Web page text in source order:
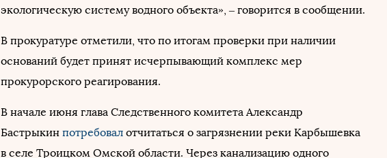
экологическую систему водного объекта», – говорится в сообщении.
В прокуратуре отметили, что по итогам проверки при наличии
оснований будет принят исчерпывающий комплекс мер
прокурорского реагирования.
В начале июня глава Следственного комитета Александр
Бастрыкин потребовал отчитаться о загрязнении реки Карбышевка
в селе Троицком Омской области. Через канализацию одного